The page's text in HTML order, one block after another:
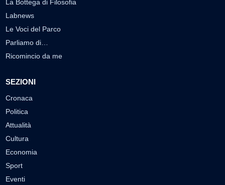
La Bottega di Filosofia
Labnews
Le Voci del Parco
Parliamo di…
Ricomincio da me
SEZIONI
Cronaca
Politica
Attualità
Cultura
Economia
Sport
Eventi